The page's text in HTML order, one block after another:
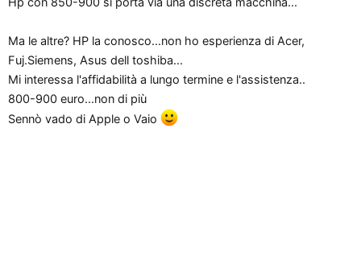
Ma le altre? HP la conosco...non ho esperienza di Acer,
Fuj.Siemens, Asus dell toshiba...
Mi interessa l'affidabilità a lungo termine e l'assistenza..
800-900 euro...non di più
Sennò vado di Apple o Vaio